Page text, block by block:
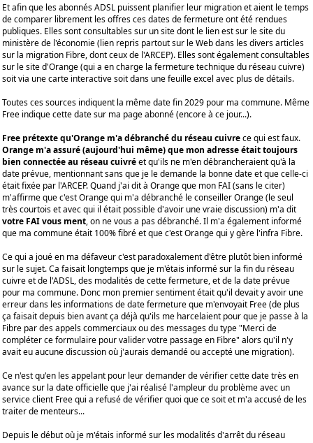
Et afin que les abonnés ADSL puissent planifier leur migration et aient le temps
de comparer librement les offres ces dates de fermeture ont été rendues
publiques. Elles sont consultables sur un site dont le lien est sur le site du
ministère de l'économie (lien repris partout sur le Web dans les divers articles
sur la migration Fibre, dont ceux de l'ARCEP). Elles sont également consultables
sur le site d'Orange (qui a en charge la fermeture technique du réseau cuivre)
soit via une carte interactive soit dans une feuille excel avec plus de détails.
Toutes ces sources indiquent la même date fin 2029 pour ma commune. Même
Free indique cette date sur ma page abonné (encore à ce jour...).
Free prétexte qu'Orange m'a débranché du réseau cuivrece qui est faux.
Orange m'a assuré (aujourd'hui même) que mon adresse était toujours
bien connectée au réseau cuivréet qu'ils ne m'en débrancheraient qu'à la
date prévue, mentionnant sans que je le demande la bonne date et que celle-ci
était fixée par l'ARCEP. Quand j'ai dit à Orange que mon FAI (sans le citer)
m'affirme que c'est Orange qui m'a débranché le conseiller Orange (le seul
très courtois et avec qui il était possible d'avoir une vraie discussion) m'a dit
votre FAI vous ment, on ne vous a pas débranché. Il m'a également informé
que ma commune était 100% fibré et que c'est Orange qui y gère l'infra Fibre.
Ce qui a joué en ma défaveur c'est paradoxalement d'être plutôt bien informé
sur le sujet. Ca faisait longtemps que je m'étais informé sur la fin du réseau
cuivre et de l'ADSL, des modalités de cette fermeture, et de la date prévue
pour ma commune. Donc mon premier sentiment était qu'il devait y avoir une
erreur dans les informations de date fermeture que m'envoyait Free (de plus
ça faisait depuis bien avant ça déjà qu'ils me harcelaient pour que je passe à la
Fibre par des appels commerciaux ou des messages du type "Merci de
compléter ce formulaire pour valider votre passage en Fibre" alors qu'il n'y
avait eu aucune discussion où j'aurais demandé ou accepté une migration).
Ce n'est qu'en les appelant pour leur demander de vérifier cette date très en
avance sur la date officielle que j'ai réalisé l'ampleur du problème avec un
service client Free qui a refusé de vérifier quoi que ce soit et m'a accusé de les
traiter de menteurs...
Depuis le début où je m'étais informé sur les modalités d'arrêt du réseau